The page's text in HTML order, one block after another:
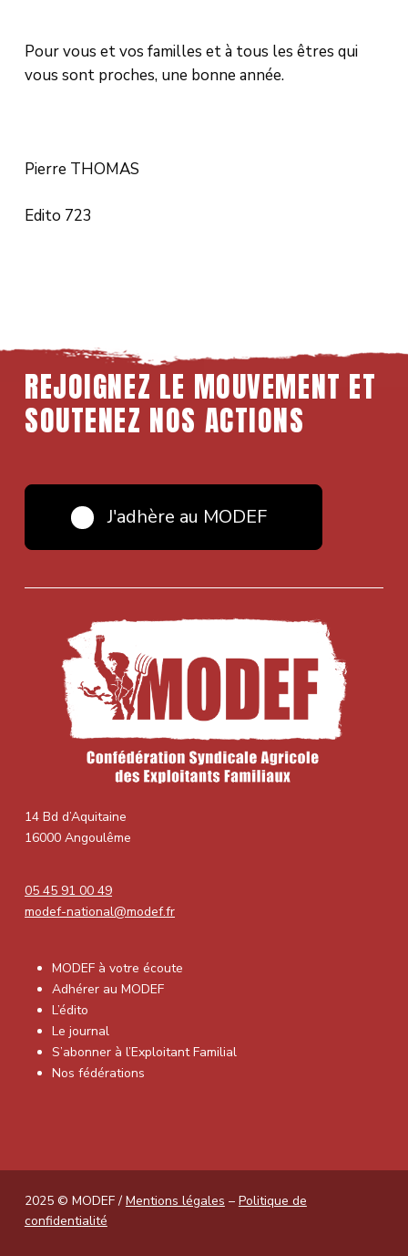
Pour vous et vos familles et à tous les êtres qui
vous sont proches, une bonne année.
Pierre THOMAS
Edito 723
REJOIGNEZ LE MOUVEMENT ET
SOUTENEZ NOS ACTIONS
J'adhère au MODEF
14 Bd d’Aquitaine
16000 Angoulême
05 45 91 00 49
modef-national@modef.fr
MODEF à votre écoute
Adhérer au MODEF
L’édito
Le journal
S’abonner à l’Exploitant Familial
Nos fédérations
2025 © MODEF / Mentions légales – Politique de
confidentialité